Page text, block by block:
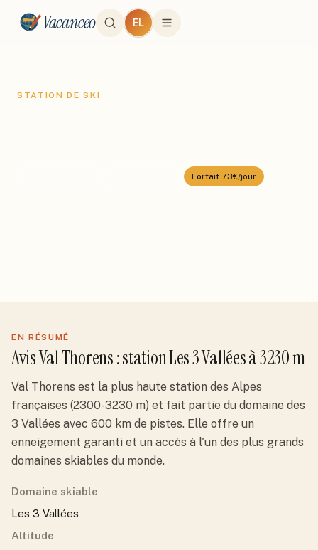
Vacanceo EL
STATION DE SKI
Forfait 73€/jour
EN RÉSUMÉ
AvisVal Thorens: stationLes 3 Valléesà 3230 m
Val Thorens est la plus haute station des Alpes
françaises (2300-3230 m) et fait partie du domaine des
3 Vallées avec 600 km de pistes. Elle offre un
enneigement garanti et un accès à l'un des plus grands
domaines skiables du monde.
Domaine skiable
Les 3 Vallées
Altitude